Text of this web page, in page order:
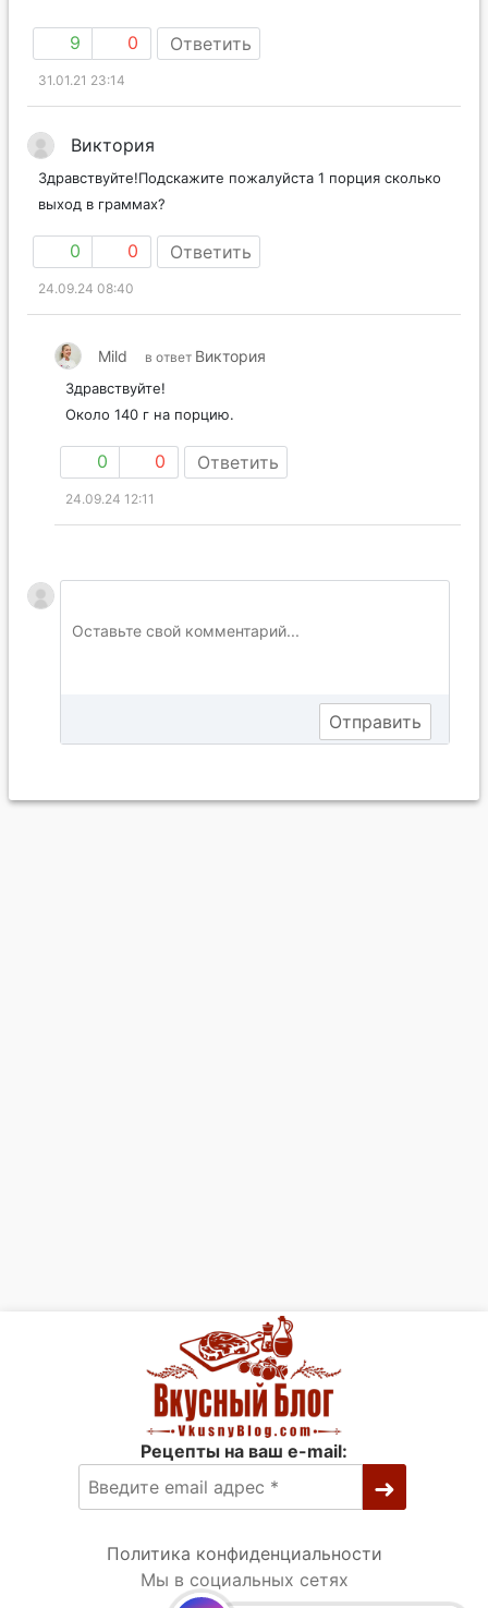
9 0 Ответить
31.01.21 23:14
Виктория
Здравствуйте!Подскажите пожалуйста 1 порция сколько
выход в граммах?
0 0 Ответить
24.09.24 08:40
Mild в ответ Виктория
Здравствуйте!
Около 140 г на порцию.
0 0 Ответить
24.09.24 12:11
Рецепты на ваш e-mail:
Политика конфиденциальности
Мы в социальных сетях